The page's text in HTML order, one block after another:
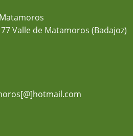
Valle de Matamoros (Badajoz)